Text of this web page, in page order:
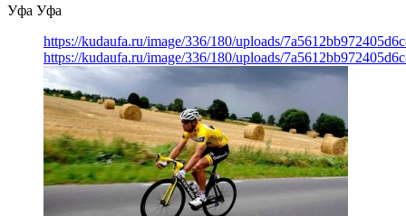
Уфа Уфа
https://kudaufa.ru/image/336/180/uploads/
https://kudaufa.ru/image/336/180/uploads/